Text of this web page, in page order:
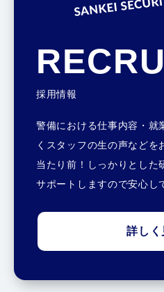
採用情報
警備における仕事内容・就
くスタッフの生の声などを
当たり前！しっかりとした
サポートしますので安心し
詳しく